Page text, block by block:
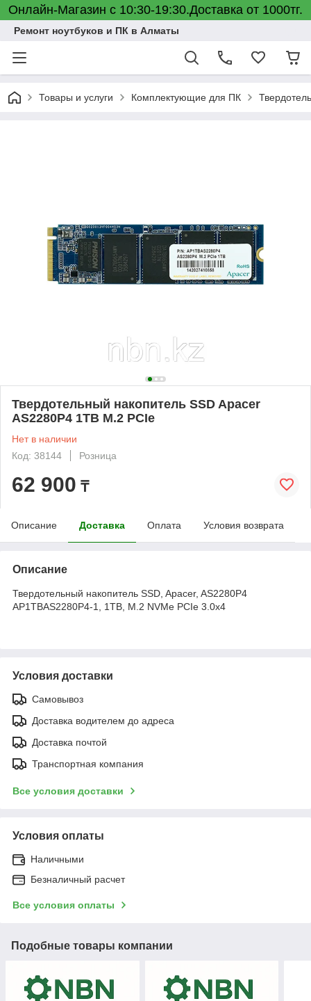
Онлайн-Магазин с 10:30-19:30.Доставка от 1000тг.
Ремонт ноутбуков и ПК в Алматы
Товары и услуги Комплектующие для ПК
Твердотельный накопитель SSD Apacer
AS2280P4 1TB M.2 PCIe
Нет в наличии
Код: 38144
Розница
62 900 ₸
Описание Доставка Оплата Условия возврата
Описание
Твердотельный накопитель SSD, Apacer, AS2280P4
AP1TBAS2280P4-1, 1TB, M.2 NVMe PCIe 3.0x4
Условия доставки
Самовывоз
Доставка водителем до адреса
Доставка почтой
Транспортная компания
Все условия доставки
Условия оплаты
Наличными
Безналичный расчет
Все условия оплаты
Подобные товары компании